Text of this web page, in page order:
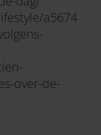
a5674
over-de-